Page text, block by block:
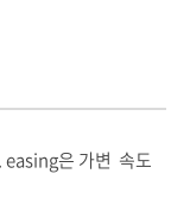
은 가변 속도